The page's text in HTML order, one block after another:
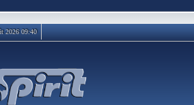
2026 09:40